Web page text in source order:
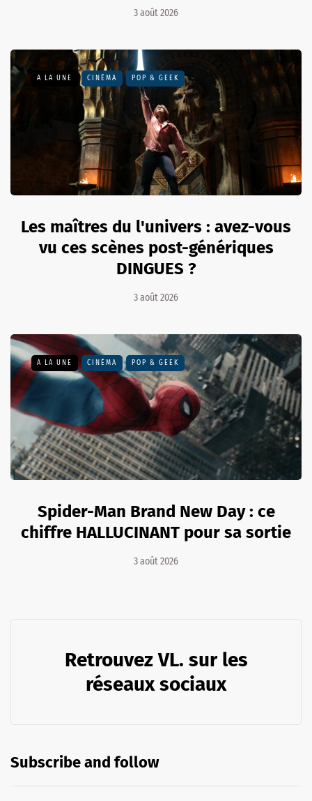
3 août 2026
A LA UNE CINÉMA POP & GEEK
Les maîtres du l'univers : avez-vous
vu ces scènes post-génériques
DINGUES ?
3 août 2026
A LA UNE CINÉMA POP & GEEK
Spider-Man Brand New Day : ce
chiffre HALLUCINANT pour sa sortie
3 août 2026
Retrouvez VL. sur les
réseaux sociaux
Subscribe and follow